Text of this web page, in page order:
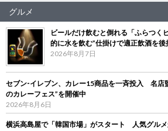
グルメ
ビールだけ飲むと倒れる「ふらつ
的に水を飲む”仕掛けで適正飲酒を後
2026年8月7日
セブン‐イレブン、カレー15商品を一斉投入 名店
のカレーフェス”を開催中
2026年8月6日
横浜高島屋で「韓国市場」がスタート 人気グル